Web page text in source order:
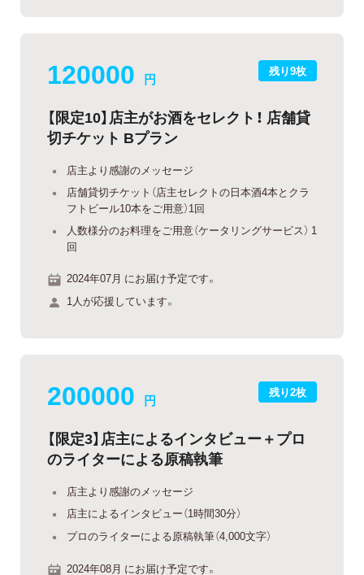
残り9枚
120000 円
【限定10】店主がお酒をセレクト！ 店舗貸
切チケット Bプラン
店主より感謝のメッセージ
店舗貸切チケット（店主セレクトの日本酒4本とクラ
フトビール10本をご用意）1回
人数様分のお料理をご用意（ケータリングサービス） 1
回
2024年07月 にお届け予定です。
1人が応援しています。
残り2枚
200000 円
【限定3】店主によるインタビュー＋プロ
のライターによる原稿執筆
店主より感謝のメッセージ
店主によるインタビュー（1時間30分）
プロのライターによる原稿執筆（4,000文字）
2024年08月 にお届け予定です。